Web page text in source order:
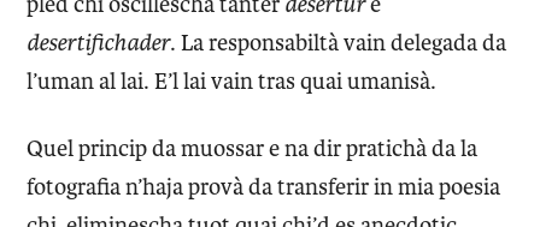
desertifichader. La responsabiltà vain delegada da
l’uman al lai. E’l lai vain tras quai umanisà.
Quel princip da muossar e na dir pratichà da la
fotografia n’haja provà da transferir in mia poesia